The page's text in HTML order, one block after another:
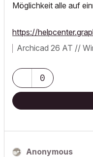
Möglichkeit alle auf
https://
Archicad 26 AT //
0
Anonymous